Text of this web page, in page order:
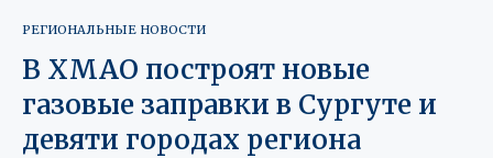
РЕГИОНАЛЬНЫЕ НОВОСТИ
В ХМАО построят новые
газовые заправки в Сургуте и
девяти городах региона